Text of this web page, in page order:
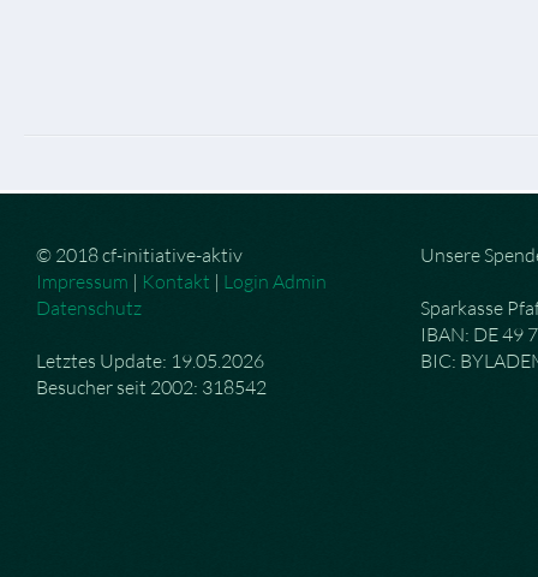
© 2018 cf-initiative-aktiv
Impressum | Kontakt | Login Admin
Datenschutz
Letztes Update: 19.05.2026
Besucher seit 2002: 318542
Unsere
Sparkasse
IBAN: DE 49
BIC: